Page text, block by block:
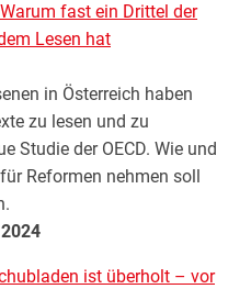
fast ein Drittel der
Lesen hat
in Österreich haben
zu lesen und zu
Studie der OECD. Wie und
Reformen nehmen soll
ist überholt – vor